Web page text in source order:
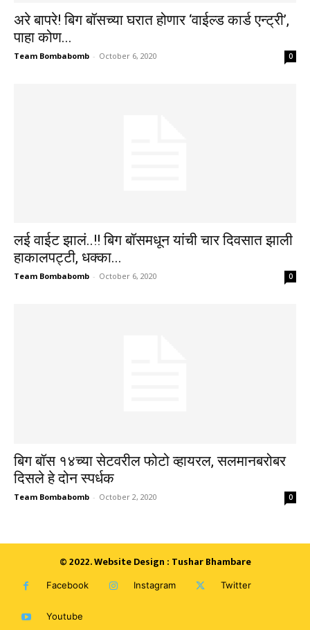
अरे बापरे! बिग बॉसच्या घरात होणार ‘वाईल्ड कार्ड एन्ट्री’,
पाहा कोण...
Team Bombabomb - October 6, 2020 0
लई वाईट झालं..!! बिग बॉसमधून यांची चार दिवसात झाली
हाकालपट्टी, धक्का...
Team Bombabomb - October 6, 2020 0
बिग बॉस १४च्या सेटवरील फोटो व्हायरल, सलमानबरोबर
दिसले हे दोन स्पर्धक
Team Bombabomb - October 2, 2020 0
© 2022. Website Design : Tushar Bhambare
Facebook Instagram Twitter
Youtube